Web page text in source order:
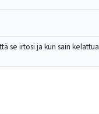
se irtosi ja kun sain kelattua